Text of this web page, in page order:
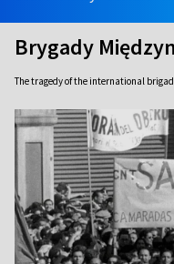
Brygady
The tragedy of the international